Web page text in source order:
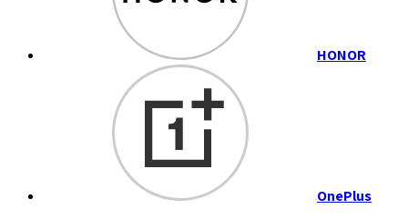
HONOR
OnePlus